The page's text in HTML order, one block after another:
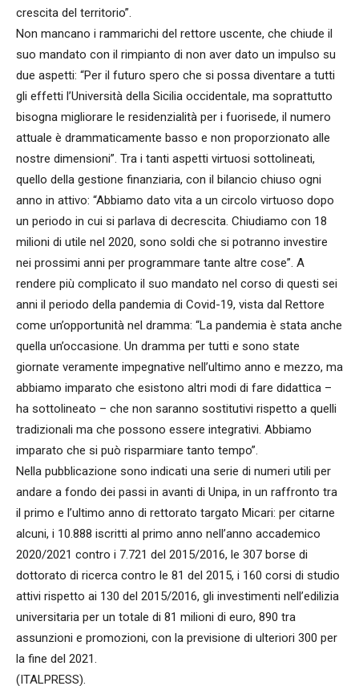
crescita del territorio”.
Non mancano i rammarichi del rettore uscente, che chiude il
suo mandato con il rimpianto di non aver dato un impulso su
due aspetti: “Per il futuro spero che si possa diventare a tutti
gli effetti l’Università della Sicilia occidentale, ma soprattutto
bisogna migliorare le residenzialità per i fuorisede, il numero
attuale è drammaticamente basso e non proporzionato alle
nostre dimensioni”. Tra i tanti aspetti virtuosi sottolineati,
quello della gestione finanziaria, con il bilancio chiuso ogni
anno in attivo: “Abbiamo dato vita a un circolo virtuoso dopo
un periodo in cui si parlava di decrescita. Chiudiamo con 18
milioni di utile nel 2020, sono soldi che si potranno investire
nei prossimi anni per programmare tante altre cose”. A
rendere più complicato il suo mandato nel corso di questi sei
anni il periodo della pandemia di Covid-19, vista dal Rettore
come un’opportunità nel dramma: “La pandemia è stata anche
quella un’occasione. Un dramma per tutti e sono state
giornate veramente impegnative nell’ultimo anno e mezzo, ma
abbiamo imparato che esistono altri modi di fare didattica –
ha sottolineato – che non saranno sostitutivi rispetto a quelli
tradizionali ma che possono essere integrativi. Abbiamo
imparato che si può risparmiare tanto tempo”.
Nella pubblicazione sono indicati una serie di numeri utili per
andare a fondo dei passi in avanti di Unipa, in un raffronto tra
il primo e l’ultimo anno di rettorato targato Micari: per citarne
alcuni, i 10.888 iscritti al primo anno nell’anno accademico
2020/2021 contro i 7.721 del 2015/2016, le 307 borse di
dottorato di ricerca contro le 81 del 2015, i 160 corsi di studio
attivi rispetto ai 130 del 2015/2016, gli investimenti nell’edilizia
universitaria per un totale di 81 milioni di euro, 890 tra
assunzioni e promozioni, con la previsione di ulteriori 300 per
la fine del 2021.
(ITALPRESS).